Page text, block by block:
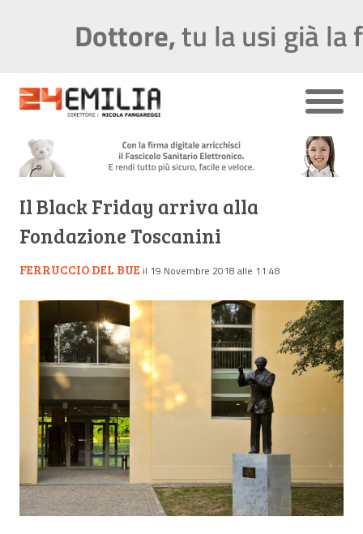
Il Black Friday arriva alla
Fondazione Toscanini
FERRUCCIO DEL BUE il 19 Novembre 2018 alle 11:48